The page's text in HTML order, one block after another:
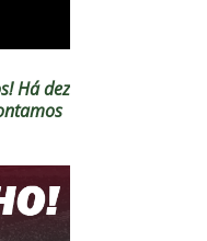
Há dez